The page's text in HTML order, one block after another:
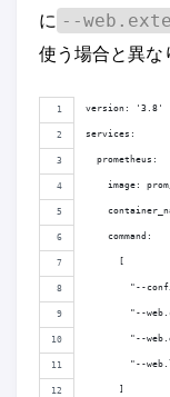
に --
使う場合と異な
version: '3.8'
services:
  prometheus:
image:
    command:
      [
"--
"--
"--
"--
      ]